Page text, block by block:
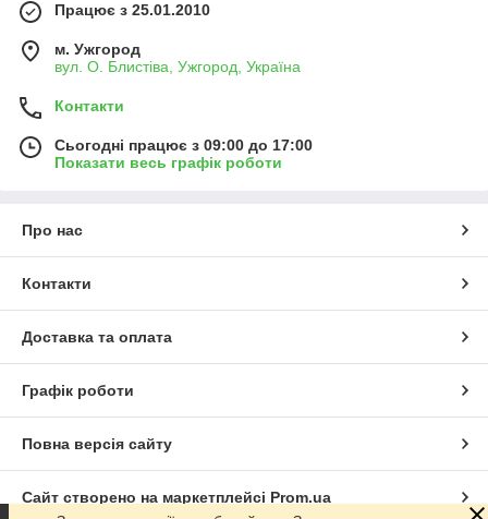
Працює з 25.01.2010
м. Ужгород
вул. О. Блистіва, Ужгород, Україна
Контакти
Сьогодні працює з 09:00 до 17:00
Показати весь графік роботи
Про нас
Контакти
Доставка та оплата
Графік роботи
Повна версія сайту
Сайт створено на маркетплейсі Prom.ua